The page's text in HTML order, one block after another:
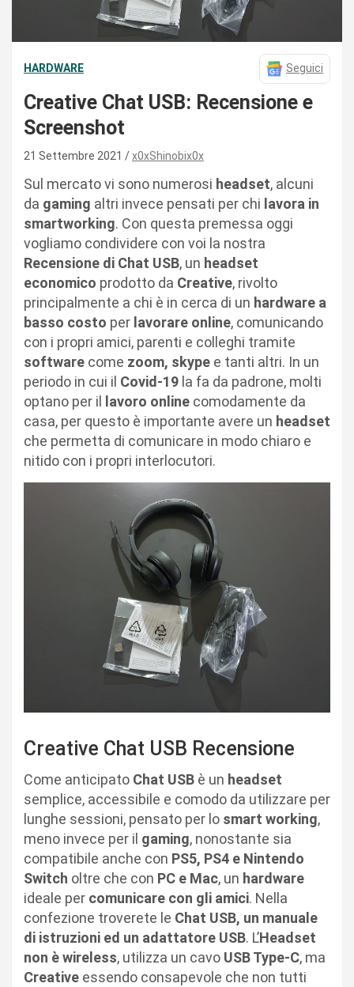
HARDWARE Seguici
Creative Chat USB: Recensione e
Screenshot
21 Settembre 2021 x0xShinobix0x
Sul mercato vi sono numerosi headset, alcuni
da gaming altri invece pensati per chi lavora in
smartworking. Con questa premessa oggi
vogliamo condividere con voi la nostra
Recensione di Chat USB, un headset
economico prodotto da Creative, rivolto
principalmente a chi è in cerca di un hardware a
basso costo per lavorare online, comunicando
con i propri amici, parenti e colleghi tramite
software come zoom, skype e tanti altri. In un
periodo in cui il Covid-19 la fa da padrone, molti
optano per il lavoro online comodamente da
casa, per questo è importante avere un headset
che permetta di comunicare in modo chiaro e
nitido con i propri interlocutori.
Creative Chat USB Recensione
Come anticipato Chat USB è un headset
semplice, accessibile e comodo da utilizzare per
lunghe sessioni, pensato per lo smart working,
meno invece per il gaming, nonostante sia
compatibile anche con PS5, PS4 e Nintendo
Switch oltre che con PC e Mac, un hardware
ideale per comunicare con gli amici. Nella
confezione troverete le Chat USB, un manuale
di istruzioni ed un adattatore USB. L’Headset
non è wireless, utilizza un cavo USB Type-C, ma
Creative essendo consapevole che non tutti